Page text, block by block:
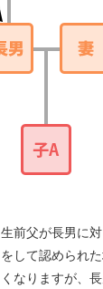
生前父が長男に
をして認められ
くなりますが、